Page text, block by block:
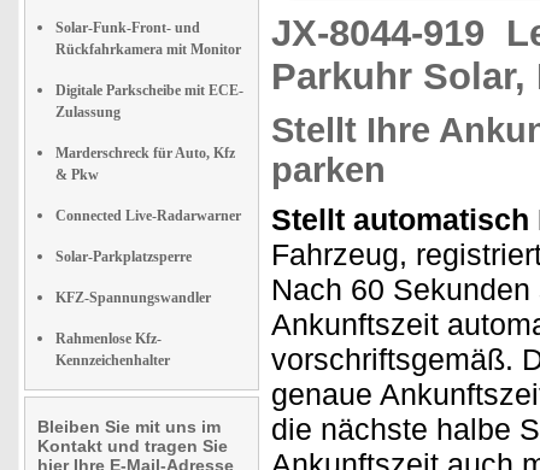
Solar-Funk-Front- und
Rückfahrkamera mit Monitor
Digitale Parkscheibe mit ECE-
Zulassung
Marderschreck für Auto, Kfz
& Pkw
Connected Live-Radarwarner
Solar-Parkplatzsperre
KFZ-Spannungswandler
Rahmenlose Kfz-
Kennzeichenhalter
Bleiben Sie mit uns im
Kontakt und tragen Sie
hier Ihre E-Mail-Adresse
JX-8044-919
Parkuhr
Stellt Ihre
parken
Stellt
Fahrzeug,
Nach 60
Ankunftszeit
vorschriftsgemäß.
genaue
die nächste halbe